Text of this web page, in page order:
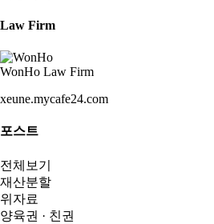
Law Firm
WonHo Law Firm
xeune.mycafe24.com
포스트
전체보기
재산분할
위자료
양육권 · 친권